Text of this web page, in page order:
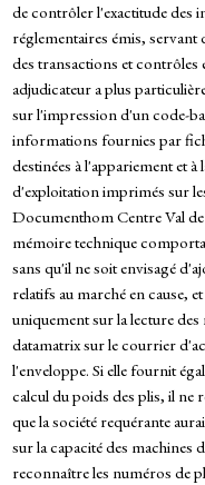
de contrôler l'exactitude des
réglementaires émis,
des transactions et contrôles
adjudicateur a plus
sur l'impression d'un code-
informations fournies par
destinées à l'appariement et
d'exploitation imprimés sur
Documenthom Centre Val
mémoire technique
sans qu'il ne soit envisagé
relatifs au marché en cause,
uniquement sur la lecture
datamatrix sur le courrier
l'enveloppe. Si elle fournit
calcul du poids des plis, il ne
que la société requérante
sur la capacité des machines
reconnaître les numéros de